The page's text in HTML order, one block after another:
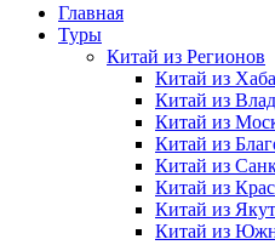
Главная
Туры
Китай из Регионов
Китай из
Китай из
Китай из
Китай из
Китай из
Китай из
Китай из
Китай из